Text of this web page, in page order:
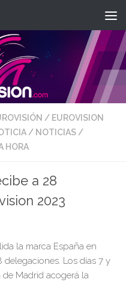
/ EUROVISION
/ NOTICIAS/
HORA
a 28
2023
la marca España en
Los días 7 y
de Madrid acogerá la